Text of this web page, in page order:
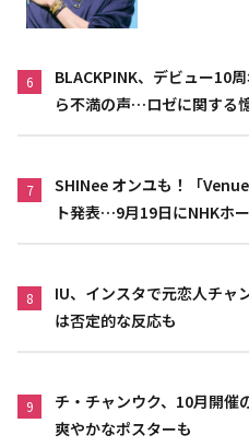
6
BLACKPINK、デビュー10
ら不満の声…ロゼに関する
7
SHINee オンユも！「
ト発表…9月19日にNHKホ
8
IU、インスタで元恋人チャ
は否定的な反応も
9
チ・チャンウク、10月開催
爽やかなポスターも